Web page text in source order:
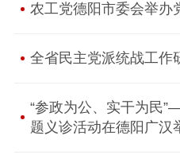
农工党德阳市委会举办
全省民主党派统战工作
“参政为公、实干为民
题义诊活动在德阳广汉